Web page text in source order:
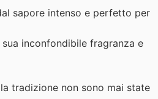
sapore intenso e perfetto per
inconfondibile fragranza e
tradizione non sono mai state